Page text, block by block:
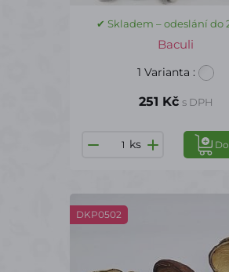
✔ Skladem – odeslání do
Baculi
1 Varianta :
251 Kč s DPH
ks
DKP0502